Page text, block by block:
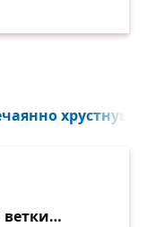
ветки…